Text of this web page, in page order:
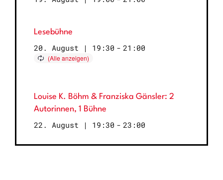
Lesebühne
20. August | 19:30 - 21:00
Louise K. Böhm & Franziska Gänsler: 2
Autorinnen, 1 Bühne
22. August | 19:30 - 23:00